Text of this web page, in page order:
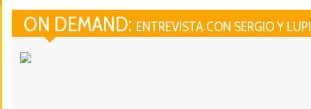
ON DEMAND: ENTREVISTA CON SERGIO Y